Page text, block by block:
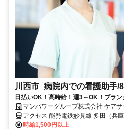
川西市_病院内での看護助手/
日払いOK！高時給！週3～OK！ブラ
ミドル世代も多数活躍中♪
マンパワーグループ株式会社 ケア
アクセス 能勢電鉄妙見線 多田（兵
線 鼓滝徒歩約19分、能勢電鉄妙見
時給1,500円以上